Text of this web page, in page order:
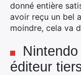
donné entière
avoir reçu un bel
moindre, cela va
éditeur